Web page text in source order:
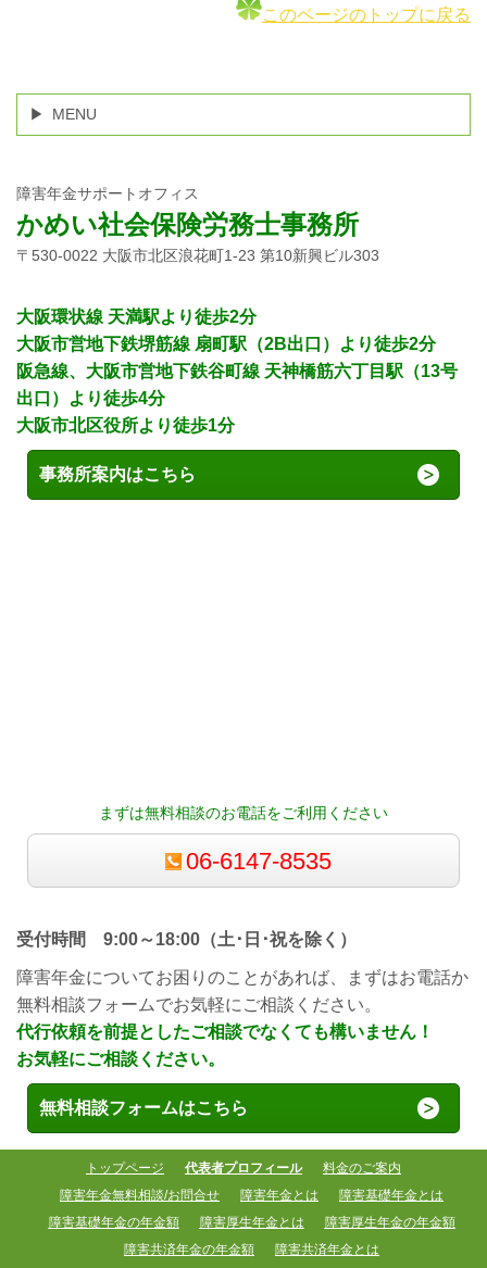
このページのトップに戻る
MENU
障害年金サポートオフィス
かめい社会保険労務士事務所
〒530-0022 大阪市北区浪花町1-23 第10新興ビル303
大阪環状線 天満駅より徒歩2分
大阪市営地下鉄堺筋線 扇町駅（2B出口 ）より徒歩2分
阪急線、大阪市営地下鉄谷町線 天神橋筋六丁目駅（13号
出口）より徒歩4分
大阪市北区役所より徒歩1分
事務所案内はこちら
まずは無料相談のお電話をご利用ください
06-6147-8535
受付時間 9:00～18:00（土･日･祝を除く）
障害年金についてお困りのことがあれば、まずはお電話か
無料相談フォームでお気軽にご相談ください。
代行依頼を前提としたご相談でなくても構いません！
お気軽にご相談ください。
無料相談フォームはこちら
トップページ 代表者プロフィール
料金のご案内
障害年金無料相談/お問合せ
障害年金とは
障害基礎年金とは
障害基礎年金の年金額
障害厚生年金とは
障害厚生年金の年金額
障害共済年金の年金額
障害共済年金とは